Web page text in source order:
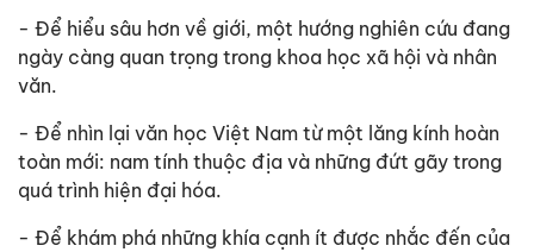
- Để hiểu sâu hơn về giới, một hướng nghiên cứu đang
ngày càng quan trọng trong khoa học xã hội và nhân
văn.
- Để nhìn lại văn học Việt Nam từ một lăng kính hoàn
toàn mới: nam tính thuộc địa và những đứt gãy trong
quá trình hiện đại hóa.
- Để khám phá những khía cạnh ít được nhắc đến của